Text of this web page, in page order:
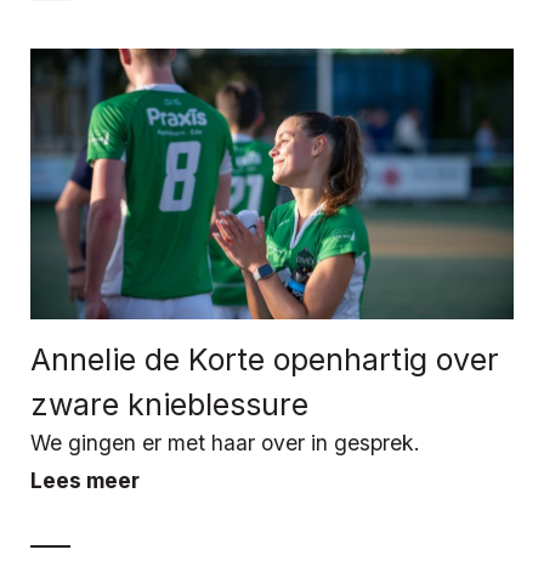
Annelie de Korte openhartig over
zware knieblessure
We gingen er met haar over in gesprek.
Lees meer